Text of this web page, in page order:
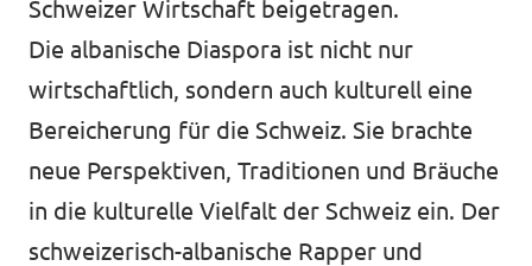
Schweizer Wirtschaft beigetragen.
Die albanische Diaspora ist nicht nur
wirtschaftlich, sondern auch kulturell eine
Bereicherung für die Schweiz. Sie brachte
neue Perspektiven, Traditionen und Bräuche
in die kulturelle Vielfalt der Schweiz ein. Der
schweizerisch-albanische Rapper und